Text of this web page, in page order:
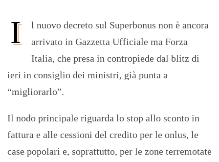
I
l nuovo decreto sul Superbonus non è ancora
arrivato in Gazzetta Ufficiale ma Forza
Italia, che presa in contropiede dal blitz di
ieri in consiglio dei ministri, già punta a
“migliorarlo”.
Il nodo principale riguarda lo stop allo sconto in
fattura e alle cessioni del credito per le onlus, le
case popolari e, soprattutto, per le zone terremotate